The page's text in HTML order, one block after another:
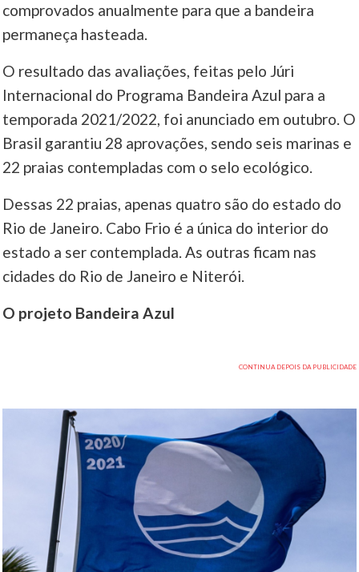
comprovados anualmente para que a bandeira
permaneça hasteada.
O resultado das avaliações, feitas pelo Júri
Internacional do Programa Bandeira Azul para a
temporada 2021/2022, foi anunciado em outubro. O
Brasil garantiu 28 aprovações, sendo seis marinas e
22 praias contempladas com o selo ecológico.
Dessas 22 praias, apenas quatro são do estado do
Rio de Janeiro. Cabo Frio é a única do interior do
estado a ser contemplada. As outras ficam nas
cidades do Rio de Janeiro e Niterói.
O projeto Bandeira Azul